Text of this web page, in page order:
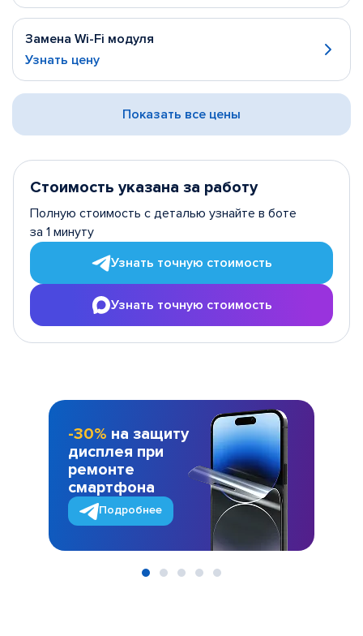
Замена Wi-Fi модуля
Узнать цену
Показать все цены
Стоимость указана за работу
Полную стоимость с деталью узнайте в боте
за 1 минуту
Узнать точную стоимость
Узнать точную стоимость
-30% на защиту
дисплея при
ремонте
смартфона
Подробнее